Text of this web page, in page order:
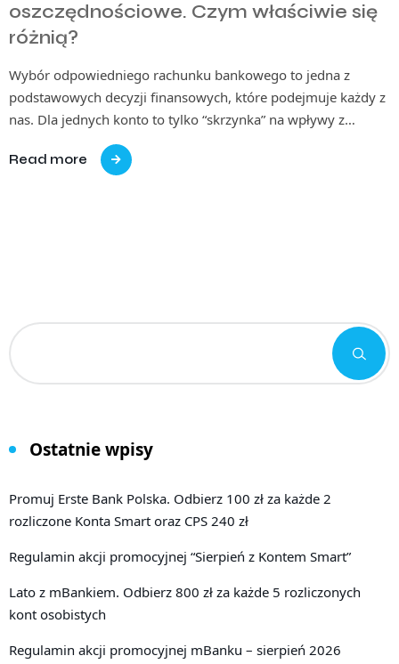
oszczędnościowe. Czym właściwie się
różnią?
Wybór odpowiedniego rachunku bankowego to jedna z
podstawowych decyzji finansowych, które podejmuje każdy z
nas. Dla jednych konto to tylko “skrzynka” na wpływy z…
Read more
Ostatnie wpisy
Promuj Erste Bank Polska. Odbierz 100 zł za każde 2
rozliczone Konta Smart oraz CPS 240 zł
Regulamin akcji promocyjnej “Sierpień z Kontem Smart”
Lato z mBankiem. Odbierz 800 zł za każde 5 rozliczonych
kont osobistych
Regulamin akcji promocyjnej mBanku – sierpień 2026